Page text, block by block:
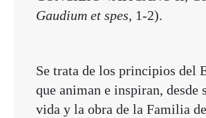
Gaudium et spes, 1-2).
Se trata de los principios del
que animan e inspiran, desde
vida y la obra de la Familia